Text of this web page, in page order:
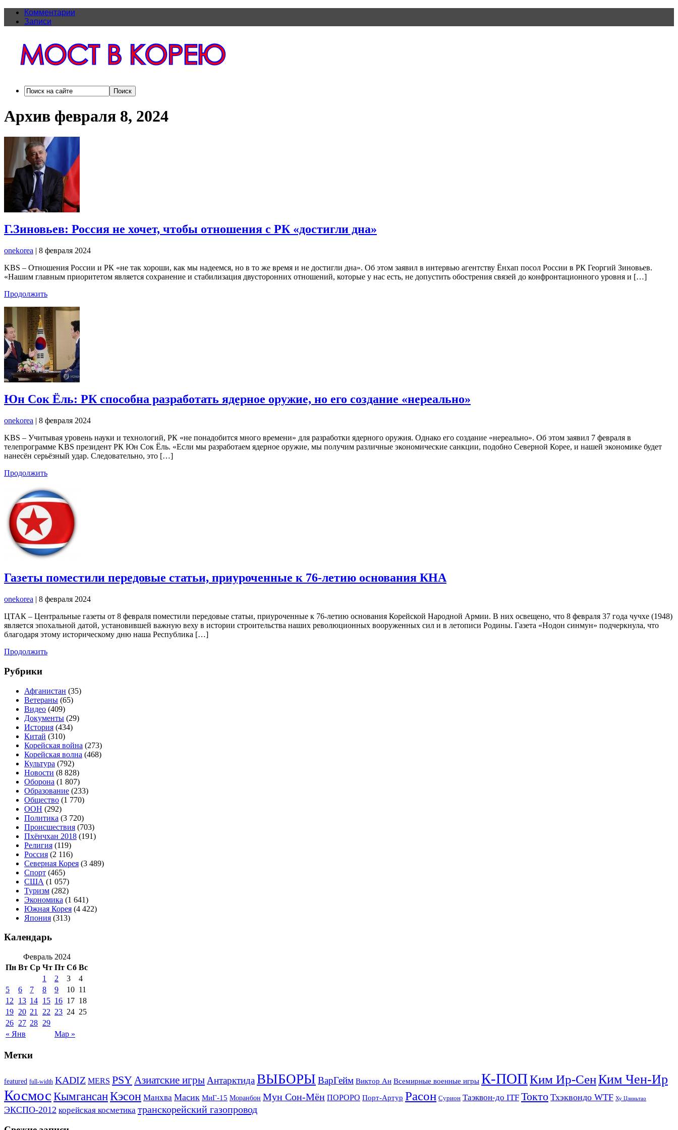
Комментарии
Записи
Архив февраля 8, 2024
Г.Зиновьев: Россия не хочет, чтобы отношения с РК «достигли дна»
onekorea | 8 февраля 2024
KBS – Отношения России и РК «не так хороши, как мы надеемся, но в то же время и не достигли дна». Об этом заявил в интервью агентству Ёнхап посол России в РК Георгий Зиновьев.
«Нашим главным приоритетом является сохранение и стабилизация двусторонних отношений, которые у нас есть, не допустить обострения связей до конфронтационного уровня и […]
Продолжить
Юн Cок Ёль: РК способна разработать ядерное оружие, но его создание «нереально»
onekorea | 8 февраля 2024
KBS – Учитывая уровень науки и технологий, РК «не понадобится много времени» для разработки ядерного оружия. Однако его создание «нереально». Об этом заявил 7 февраля в
телепрограмме KBS президент РК Юн Сок Ёль. «Если мы разработаем ядерное оружие, мы получим различные экономические санкции, подобно Северной Корее, и нашей экономике будет
нанесён серьёзный удар. Следовательно, это […]
Продолжить
Газеты поместили передовые статьи, приуроченные к 76-летию основания КНА
onekorea | 8 февраля 2024
ЦТАК – Центральные газеты от 8 февраля поместили передовые статьи, приуроченные к 76-летию основания Корейской Народной Армии. В них освещено, что 8 февраля 37 года чучхе (1948)
является эпохальной датой, установившей важную веху в истории строительства наших революционных вооруженных сил и в летописи Родины. Газета «Нодон синмун» подчеркнула, что
благодаря этому историческому дню наша Республика […]
Продолжить
Рубрики
Афганистан (35)
Ветераны (65)
Видео (409)
Документы (29)
История (434)
Китай (310)
Корейская война (273)
Корейская волна (468)
Культура (792)
Новости (8 828)
Оборона (1 807)
Образование (233)
Общество (1 770)
ООН (292)
Политика (3 720)
Происшествия (703)
Пхёнчхан 2018 (191)
Религия (119)
Россия (2 116)
Северная Корея (3 489)
Спорт (465)
США (1 057)
Туризм (282)
Экономика (1 641)
Южная Корея (4 422)
Япония (313)
Календарь
Февраль 2024
Пн Вт Ср Чт Пт Сб Вс
« Янв Мар »
1 2 3
4
5
6 7 8 9 10 11
12
13 14 15 16 17 18
19 20 21 22 23 24 25
26 27 28 29
Метки
featured full-width KADIZ MERS PSY Азиатские игры АнтарктидаВЫБОРЫ ВарГейм Виктор Ан Всемирные военные игры К-ПОПКим Ир-СенКим Чен-Ир
Космос КымгансанКэсон Манхва Масик МиГ-15 Моранбон Мун Сон-Мён ПОРОРО Порт-Артур Расон Сурион Таэквон-до ITF Токто Тхэквондо WTF Ху Цзиньтао
ЭКСПО-2012 корейская косметика транскорейский газопровод